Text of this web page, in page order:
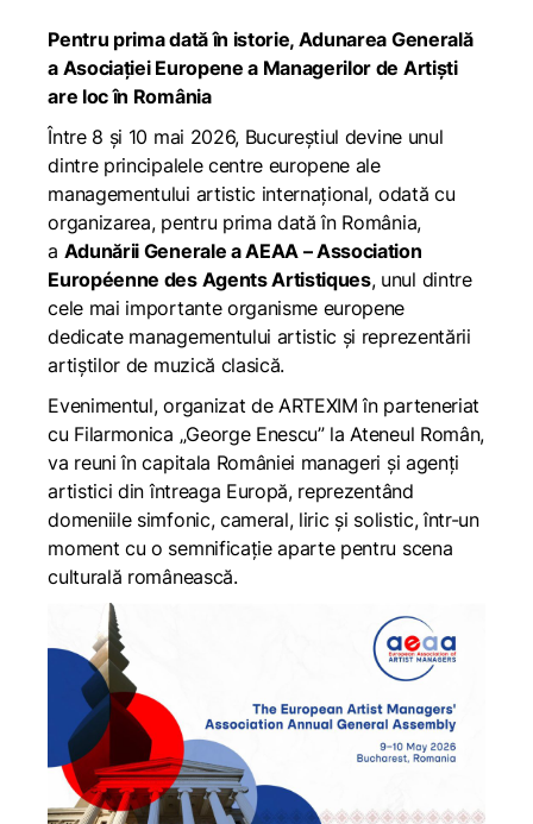
Pentru prima dată în istorie, Adunarea Generală
a Asociației Europene a Managerilor de Artiști
are loc în România
Între 8 și 10 mai 2026, Bucureștiul devine unul
dintre principalele centre europene ale
managementului artistic internațional, odată cu
organizarea, pentru prima dată în România,
a Adunării Generale a AEAA – Association
Européenne des Agents Artistiques, unul dintre
cele mai importante organisme europene
dedicate managementului artistic și reprezentării
artiștilor de muzică clasică.
Evenimentul, organizat de ARTEXIM în parteneriat
cu Filarmonica „George Enescu” la Ateneul Român,
va reuni în capitala României manageri și agenți
artistici din întreaga Europă, reprezentând
domeniile simfonic, cameral, liric și solistic, într-un
moment cu o semnificație aparte pentru scena
culturală românească.